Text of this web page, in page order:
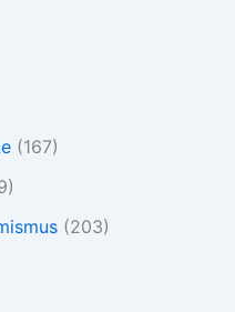
(167)
(203)